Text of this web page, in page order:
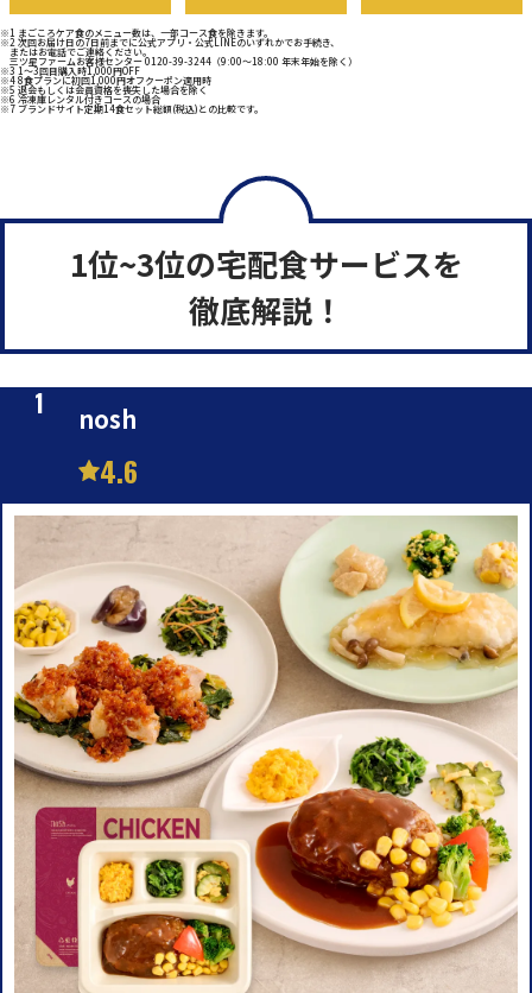
※1 まごころケア食のメニュー数は、一部コース食を除きます。
※2 次回お届け日の7日前までに公式アプリ・公式LINEのいずれかでお手続き、
またはお電話でご連絡ください。
三ツ星ファームお客様センター 0120-39-3244（9:00～18:00 年末年始を除く）
※3 1～3回目購入時1,000円OFF
※4 8食プランに初回1,000円オフクーポン適用時
※5 退会もしくは会員資格を喪失した場合を除く
※6 冷凍庫レンタル付きコースの場合
※7 ブランドサイト定期14食セット総額(税込)との比較です。
1位~3位の宅配食サービスを
徹底解説！
nosh
4.6